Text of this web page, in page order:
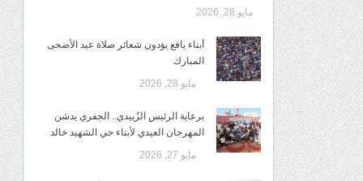
مايو 28, 2026
أبناء يافع يؤدون شعائر صلاة عيد الأضحى
المبارك
مايو 28, 2026
برعاية الرئيس الزُبيدي.. الجفري يدشن
المهرجان العيدي لأبناء حي الشهيد خالد
مايو 27, 2026